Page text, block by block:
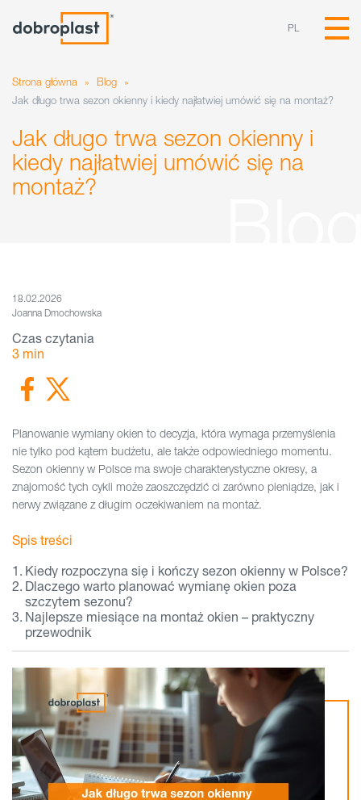
PL
Strona główna » Blog
»
Jak długo trwa sezon okienny i kiedy najłatwiej umówić się na montaż?
Jak długo trwa sezon okienny i
kiedy najłatwiej umówić się na
montaż?
Planowanie wymiany okien to decyzja, która wymaga przemyślenia
nie tylko pod kątem budżetu, ale także odpowiedniego momentu.
Sezon okienny w Polsce ma swoje charakterystyczne okresy, a
znajomość tych cykli może zaoszczędzić ci zarówno pieniądze, jak i
nerwy związane z długim oczekiwaniem na montaż.
Spis treści
Kiedy rozpoczyna się i kończy sezon okienny w Polsce?
Dlaczego warto planować wymianę okien poza
szczytem sezonu?
Najlepsze miesiące na montaż okien – praktyczny
przewodnik
18.02.2026
Joanna Dmochowska
Czas czytania
3 min